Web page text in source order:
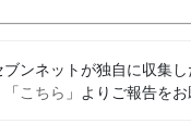
ンネットが独自に収集
「こちら 」よりご報告をお